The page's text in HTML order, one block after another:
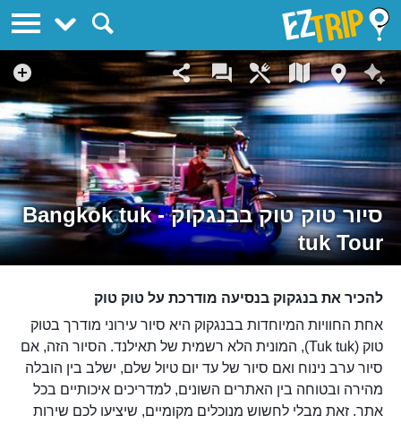
סיור טוק טוק בבנגקוק - Bangkok tuk
tuk Tour
להכיר את בנגקוק בנסיעה מודרכת על טוק טוק
אחת החוויות המיוחדות בבנגקוק היא סיור עירוני מודרך בטוק
טוק (Tuk tuk), המונית הלא רשמית של תאילנד. הסיור הזה, אם
סיור ערב נינוח ואם סיור של עד יום טיול שלם, ישלב בין הובלה
מהירה ובטוחה בין האתרים השונים, למדריכים איכותיים בכל
אתר. זאת מבלי לחשוש מנוכלים מקומיים, שיציעו לכם שירות
EZTrip